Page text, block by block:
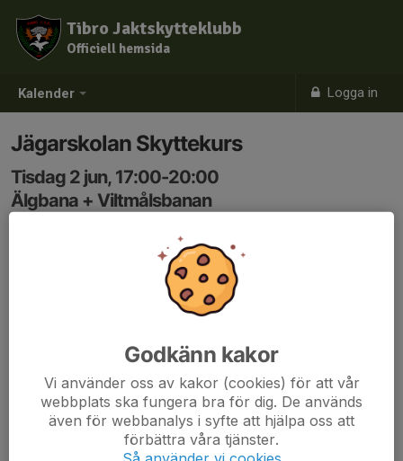
Kalender Logga in
Tibro Jaktskytteklubb
Officiell hemsida
Jägarskolan Skyttekurs
Tisdag 2 jun, 17:00-20:00
Älgbana + Viltmålsbanan
Godkänn kakor
Vi använder oss av kakor (cookies) för att vår
webbplats ska fungera bra för dig. De används
även för webbanalys i syfte att hjälpa oss att
förbättra våra tjänster.